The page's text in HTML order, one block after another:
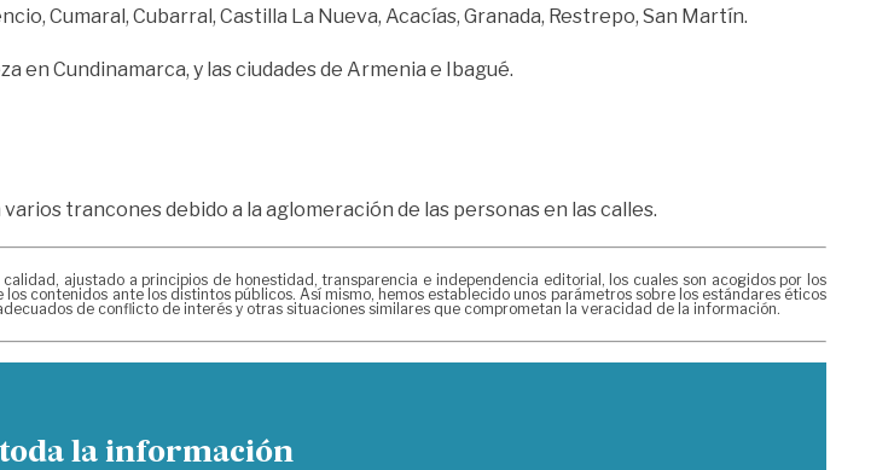
Cumaral, Cubarral, Castilla La Nueva, Acacías, Granada, Restrepo, San Martín.
en Cundinamarca, y las ciudades de Armenia e Ibagué.
trancones debido a la aglomeración de las personas en las calles.
ajustado a principios de honestidad, transparencia e independencia editorial, los cuales son acogidos por los
contenidos ante los distintos públicos. Así mismo, hemos establecido unos parámetros sobre los estándares éticos
de conflicto de interés y otras situaciones similares que comprometan la veracidad de la información.
la información